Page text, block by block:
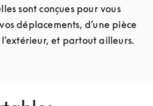
sont conçues pour vous
déplacements, d’une pièce
et partout ailleurs.